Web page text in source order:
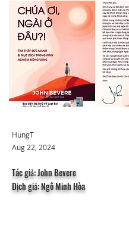
HungT
Aug 22, 2024
Tác giả: John Bevere
Dịch giả: Ngô Minh Hòa